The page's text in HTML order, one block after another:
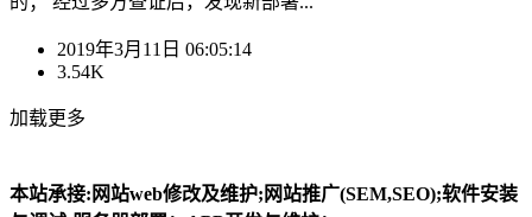
2019年3月11日 06:05:14
3.54K
加载更多
本站承接:网站web修改及维护;网站推广(SEM,SEO);软件安装